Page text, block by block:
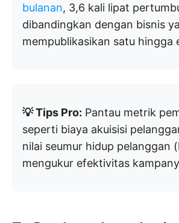
bulanan, 3,6 kali lipat
dibandingkan dengan bisnis
mempublikasikan satu hingga
💡 Tips Pro: Pantau metrik
seperti biaya akuisisi
nilai seumur hidup pelanggan
mengukur efektivitas